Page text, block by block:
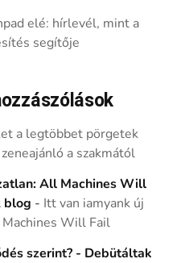
elé: hírlevél, mint a
segítője
a legtöbbet pörgetek
a szakmától
All Machines Will
blog - Itt van iamyank új
Will Fail
szerint? - Debütáltak